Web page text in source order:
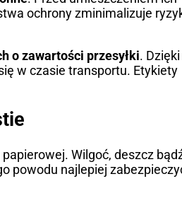
ochrony zminimalizuje
o zawartości przesyłki.
w czasie transportu. Etykiety
Wilgoć, deszcz
powodu najlepiej